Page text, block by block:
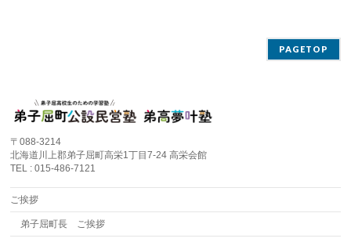
PAGETOP
〒088-3214
北海道川上郡弟子屈町高栄1丁目7-24 高栄会館
TEL : 015-486-7121
ご挨拶
弟子屈町長 ご挨拶